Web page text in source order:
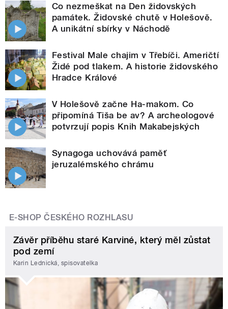
Co nezmeškat na Den židovských
památek. Židovské chutě v Holešově.
A unikátní sbírky v Náchodě
Festival Male chajim v Třebíči. Američtí
Židé pod tlakem. A historie židovského
Hradce Králové
V Holešově začne Ha-makom. Co
připomíná Tiša be av? A archeologové
potvrzují popis Knih Makabejských
Synagoga uchovává paměť
jeruzalémského chrámu
E-SHOP ČESKÉHO ROZHLASU
Závěr příběhu staré Karviné, který měl zůstat
pod zemí
Karin Lednická, spisovatelka